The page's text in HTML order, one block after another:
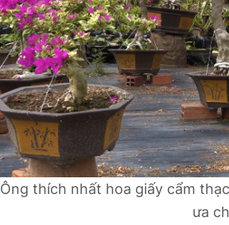
Ông thích nhất hoa giấy cẩm
ưa